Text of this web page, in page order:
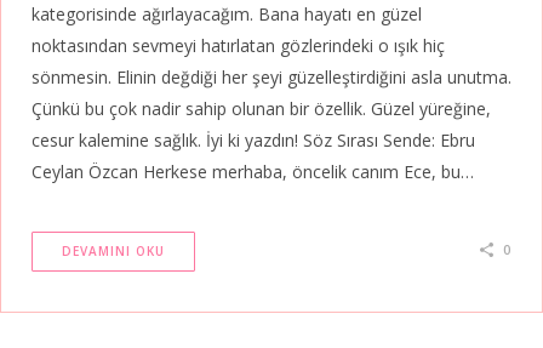
kategorisinde ağırlayacağım. Bana hayatı en güzel
noktasından sevmeyi hatırlatan gözlerindeki o ışık hiç
sönmesin. Elinin değdiği her şeyi güzelleştirdiğini asla unutma.
Çünkü bu çok nadir sahip olunan bir özellik. Güzel yüreğine,
cesur kalemine sağlık. İyi ki yazdın! Söz Sırası Sende: Ebru
Ceylan Özcan Herkese merhaba, öncelik canım Ece, bu…
DEVAMINI OKU 0